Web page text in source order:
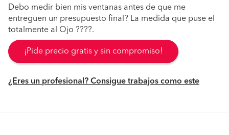
Debo medir bien mis ventanas antes de que me
entreguen un presupuesto final? La medida que puse el
totalmente al Ojo ????.
¡Pide precio gratis y sin compromiso!
¿Eres un profesional? Consigue trabajos como este